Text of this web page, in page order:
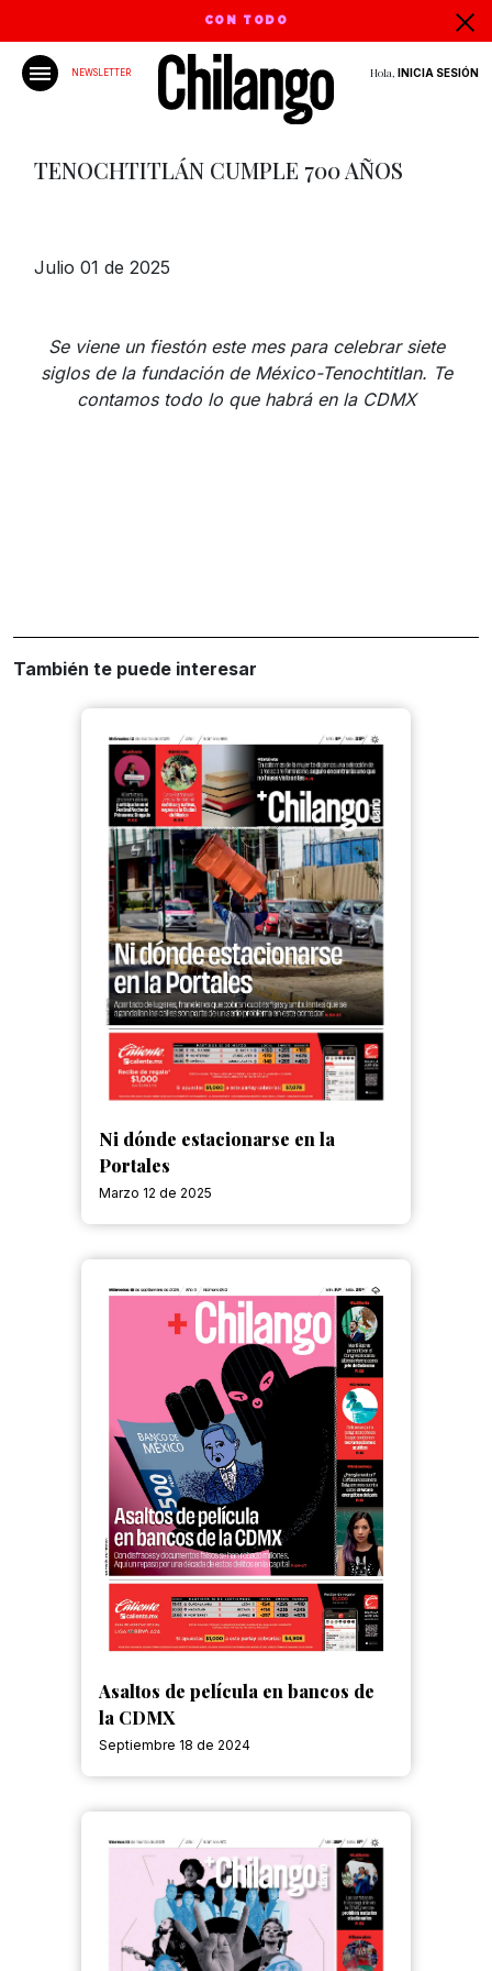
CON TODO
NEWSLETTER Hola, INICIA SESIÓN
TENOCHTITLÁN CUMPLE 700 AÑOS
Julio 01 de 2025
Se viene un fiestón este mes para celebrar siete
siglos de la fundación de México-Tenochtitlan. Te
contamos todo lo que habrá en la CDMX
También te puede interesar
Ni dónde estacionarse en la
Portales
Marzo 12 de 2025
Asaltos de película en bancos de
la CDMX
Septiembre 18 de 2024